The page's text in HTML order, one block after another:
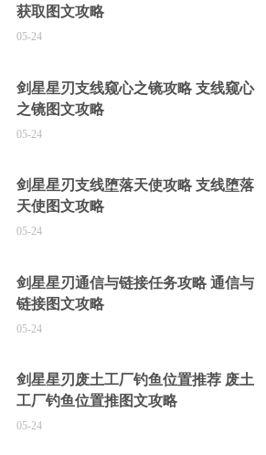
获取图文攻略
05-24
剑星星刃支线窥心之镜攻略 支线窥心
之镜图文攻略
05-24
剑星星刃支线堕落天使攻略 支线堕落
天使图文攻略
05-24
剑星星刃通信与链接任务攻略 通信与
链接图文攻略
05-24
剑星星刃废土工厂钓鱼位置推荐 废土
工厂钓鱼位置推图文攻略
05-24